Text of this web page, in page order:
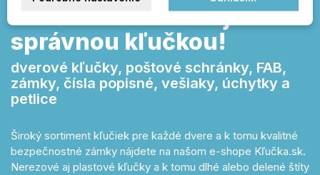
Kľučka.sk – otvárajte
správnou kľučkou!
dverové kľučky, poštové schránky, FAB,
zámky, čísla popisné, vešiaky, úchytky a
petlice
Široký sortiment kľučiek pre každé dvere a k tomu kvalitné
bezpečnostné zámky nájdete na našom e-shope Kľučka.sk.
Nerezové aj plastové kľučky a k tomu dlhé alebo delené štíty